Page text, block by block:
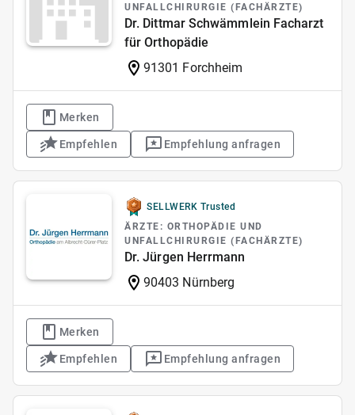
UNFALLCHIRURGIE (FACHÄRZTE)
Dr. Dittmar Schwämmlein Facharzt
für Orthopädie
91301 Forchheim
Merken
Empfehlen Empfehlung anfragen
SELLWERK Trusted
ÄRZTE: ORTHOPÄDIE UND
UNFALLCHIRURGIE (FACHÄRZTE)
Dr. Jürgen Herrmann
90403 Nürnberg
Merken
Empfehlen Empfehlung anfragen